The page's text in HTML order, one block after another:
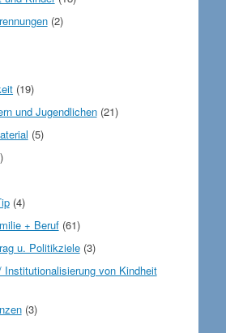
(2)
(19)
und Jugendlichen(21)
(5)
(4)
+ Beruf(61)
u. Politikziele(3)
Institutionalisierung von Kindheit
(3)